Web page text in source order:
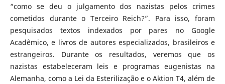
“como se deu o julgamento dos nazistas pelos crimes
cometidos durante o Terceiro Reich?”. Para isso, foram
pesquisados textos indexados por pares no Google
Acadêmico, e livros de autores especializados, brasileiros e
estrangeiros. Durante os resultados, veremos que os
nazistas estabeleceram leis e programas eugenistas na
Alemanha, como a Lei da Esterilização e o Aktion T4, além de